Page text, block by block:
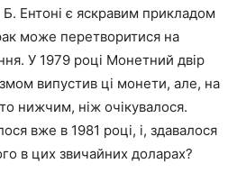
Б. Ентоні є яскравим прикладом
може перетворитися на
У 1979 році Монетний двір
випустив ці монети, але, на
нижчим, ніж очікувалося.
вже в 1981 році, і, здавалося
в цих звичайних доларах?